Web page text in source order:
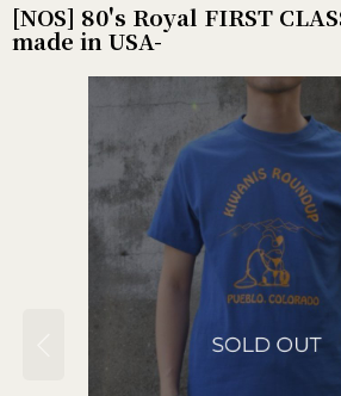
[NOS] 80's Royal FIRST
made in USA-